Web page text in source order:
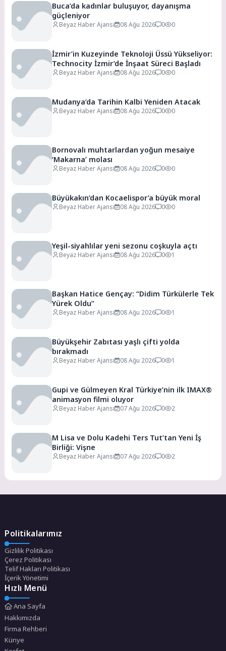
Buca’da kadınlar buluşuyor, dayanışma
güçleniyor
Beyaz Haber Ajansı 08 Ağu 2026 0 0
İzmir’in Kuzeyinde Teknoloji Üssü Yükseliyor:
Technocity İzmir’de İnşaat Süreci Başladı
Beyaz Haber Ajansı 08 Ağu 2026 0 0
Mudanya’da Tarihin Kalbi Yeniden Atacak
Beyaz Haber Ajansı 08 Ağu 2026 0 0
Bornovalı muhtarlardan yoğun mesaiye
‘Makarna’ molası
Beyaz Haber Ajansı 08 Ağu 2026 0 0
Büyükakın’dan Kocaelispor’a büyük moral
Beyaz Haber Ajansı 08 Ağu 2026 0 0
Yeşil-siyahlılar yeni sezonu coşkuyla açtı
Beyaz Haber Ajansı 08 Ağu 2026 0 1
Başkan Hatice Gençay: “Didim Türkülerle Tek
Yürek Oldu”
Beyaz Haber Ajansı 08 Ağu 2026 0 1
Büyükşehir Zabıtası yaşlı çifti yolda
bırakmadı
Beyaz Haber Ajansı 08 Ağu 2026 0 1
Gupi ve Gülmeyen Kral Türkiye’nin ilk IMAX®
animasyon filmi oluyor
Beyaz Haber Ajansı 07 Ağu 2026 0 2
M Lisa ve Dolu Kadehi Ters Tut’tan Yeni İş
Birliği: Vişne
Beyaz Haber Ajansı 07 Ağu 2026 0 2
Politikalarımız
Gizlilik Politikası
Çerez Politikası
Telif Hakları Politikası
İçerik Yönetimi
Hızlı Menü
Ana Sayfa
Hakkımızda
Firma Rehberi
Künye